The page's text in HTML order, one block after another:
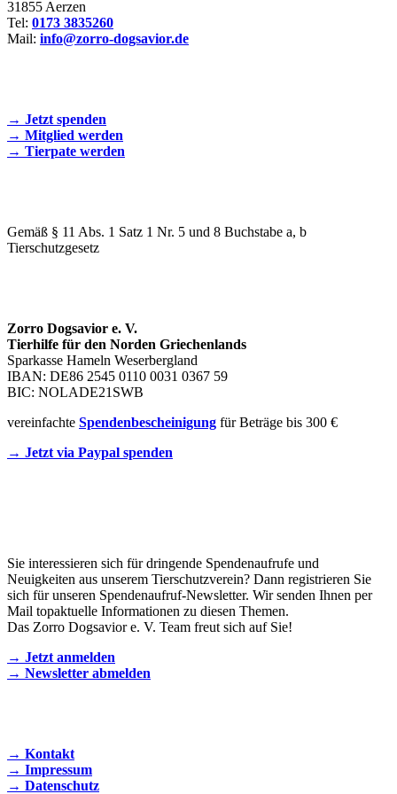
31855 Aerzen
Tel: 0173 3835260
Mail: info@zorro-dogsavior.de
→ Jetzt spenden
→ Mitglied werden
→ Tierpate werden
Gemäß § 11 Abs. 1 Satz 1 Nr. 5 und 8 Buchstabe a, b
Tierschutzgesetz
Zorro Dogsavior e. V.
Tierhilfe für den Norden Griechenlands
Sparkasse Hameln Weserbergland
IBAN: DE86 2545 0110 0031 0367 59
BIC: NOLADE21SWB
vereinfachte Spendenbescheinigung für Beträge bis 300 €
→ Jetzt via Paypal spenden
Sie interessieren sich für dringende Spendenaufrufe und
Neuigkeiten aus unserem Tierschutzverein? Dann registrieren Sie
sich für unseren Spendenaufruf-Newsletter. Wir senden Ihnen per
Mail topaktuelle Informationen zu diesen Themen.
Das Zorro Dogsavior e. V. Team freut sich auf Sie!
→ Jetzt anmelden
→ Newsletter abmelden
→ Kontakt
→ Impressum
→ Datenschutz